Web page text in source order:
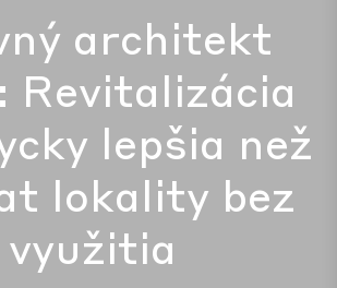
architekt
Revitalizácia
lepšia než
lokality bez
využitia